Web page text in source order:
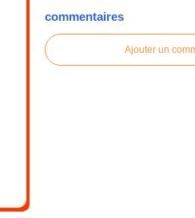
commentaires
Ajouter un